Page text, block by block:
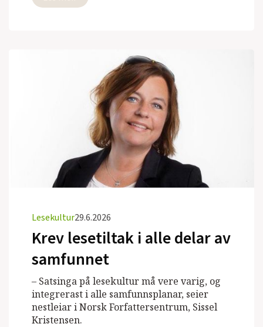
Lesekultur29.6.2026
Krev lesetiltak i alle delar av
samfunnet
– Satsinga på lesekultur må vere varig, og
integrerast i alle samfunnsplanar, seier
nestleiar i Norsk Forfattersentrum, Sissel
Kristensen.